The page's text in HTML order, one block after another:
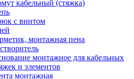
кабельный (стяжка)
с винтом
монтажная пена
монтажное для кабельных
и элементов
монтажная